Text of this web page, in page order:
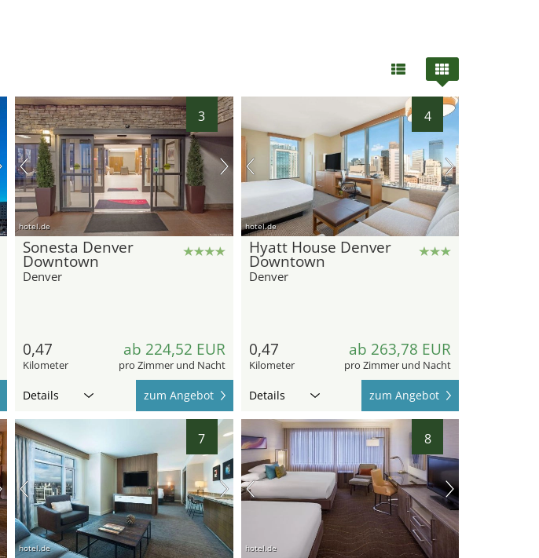
3
hotel.de
Sonesta Denver
Downtown
Denver
0,47
Kilometer
ab 224,52 EUR
pro Zimmer und Nacht
Details zum Angebot
4
hotel.de
Hyatt House Denver
Downtown
Denver
0,47
Kilometer
ab 263,78 EUR
pro Zimmer und Nacht
Details zum Angebot
7
hotel.de
8
hotel.de